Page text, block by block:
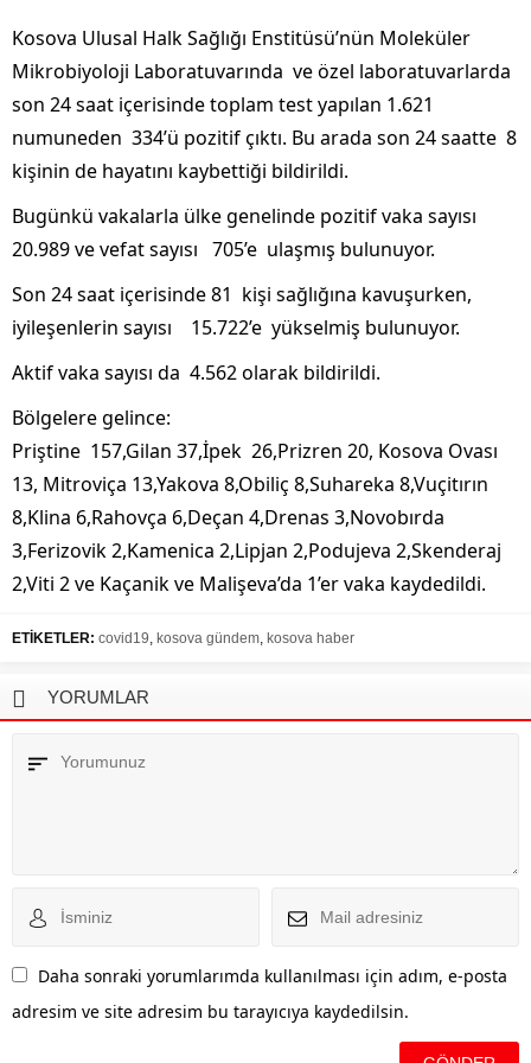
Kosova Ulusal Halk Sağlığı Enstitüsü’nün Moleküler
Mikrobiyoloji Laboratuvarında ve özel laboratuvarlarda
son 24 saat içerisinde toplam test yapılan 1.621
numuneden 334’ü pozitif çıktı. Bu arada son 24 saatte 8
kişinin de hayatını kaybettiği bildirildi.
Bugünkü vakalarla ülke genelinde pozitif vaka sayısı
20.989 ve vefat sayısı 705’e ulaşmış bulunuyor.
Son 24 saat içerisinde 81 kişi sağlığına kavuşurken,
iyileşenlerin sayısı 15.722’e yükselmiş bulunuyor.
Aktif vaka sayısı da 4.562 olarak bildirildi.
Bölgelere gelince:
Priştine 157,Gilan 37,İpek 26,Prizren 20, Kosova Ovası
13, Mitroviça 13,Yakova 8,Obiliç 8,Suhareka 8,Vuçitırın
8,Klina 6,Rahovça 6,Deçan 4,Drenas 3,Novobırda
3,Ferizovik 2,Kamenica 2,Lipjan 2,Podujeva 2,Skenderaj
2,Viti 2 ve Kaçanik ve Malişeva’da 1’er vaka kaydedildi.
ETİKETLER: covid19, kosova gündem, kosova haber
YORUMLAR
Daha sonraki yorumlarımda kullanılması için adım, e-posta
adresim ve site adresim bu tarayıcıya kaydedilsin.